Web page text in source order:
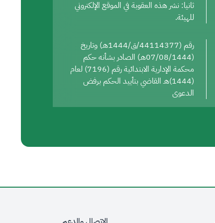
ثانيا: نشر هذه العقوبة في الموقع الإلكتروني
للهيئة.
رقم (44114377/ق/1444هـ) وتاريخ
(07/08/1444هـ) الصادر بشأنه حكم
محكمة الإدارية الابتدائية رقم (7196) لعام
(1444)هـ القاضي بتأييد الحكم برفض
الدعوى